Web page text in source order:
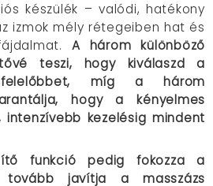
készülék – valódi, hatékony
izmok mély rétegeiben hat és
A három különböző
teszi, hogy kiválaszd a
míg a három
hogy a kényelmes
kezelésig mindent
funkció pedig fokozza a
tovább javítja a masszázs